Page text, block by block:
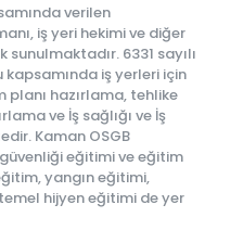
verilen
iş yeri hekimi ve diğer
6331 sayılı
kapsamında iş yerleri için
planı hazırlama, tehlike
ve İş sağlığı ve İş
Kaman OSGB
eğitimi ve eğitim
yangın eğitimi,
hijyen eğitimi de yer